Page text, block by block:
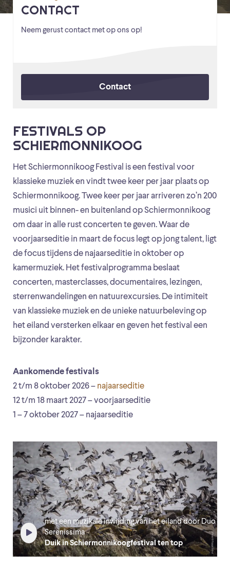
FESTIVALS OP
SCHIERMONNIKOOG
Het Schiermonnikoog Festival is een festival voor
klassieke muziek en vindt twee keer per jaar plaats op
Schiermonnikoog. Twee keer per jaar arriveren zo’n 200
musici uit binnen- en buitenland op Schiermonnikoog
om daar in alle rust concerten te geven. Waar de
voorjaarseditie in maart de focus legt op jong talent, ligt
de focus tijdens de najaarseditie in oktober op
kamermuziek. Het festivalprogramma beslaat
concerten, masterclasses, documentaires, lezingen,
sterrenwandelingen en natuurexcursies. De intimiteit
van klassieke muziek en de unieke natuurbeleving op
het eiland versterken elkaar en geven het festival een
bijzonder karakter.
Aankomende festivals
2 t/m 8 oktober 2026 – najaarseditie
12 t/m 18 maart 2027 – voorjaarseditie
1 – 7 oktober 2027 – najaarseditie
met een muzikale inwijding van het eiland door Duo
Serenissima
Duik in Schiermonnikoogfestival ten top
CONTACT
Neem gerust contact met op ons op!
Contact